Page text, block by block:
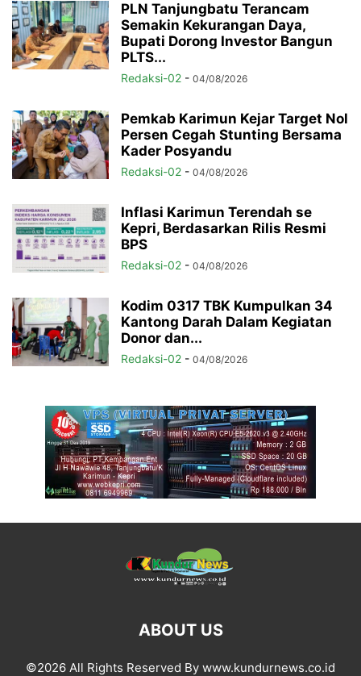
PLN Tanjungbatu Terancam
Semakin Kekurangan Daya,
Bupati Dorong Investor Bangun
PLTS...
Redaksi-02 - 04/08/2026
Pemkab Karimun Kejar Target Nol
Persen Cegah Stunting Bersama
Kader Posyandu
Redaksi-02 - 04/08/2026
Inflasi Karimun Terendah se
Kepri, Berdasarkan Rilis Resmi
BPS
Redaksi-02 - 04/08/2026
Kodim 0317 TBK Kumpulkan 34
Kantong Darah Dalam Kegiatan
Donor dan...
Redaksi-02 - 04/08/2026
ABOUT US
©2026 All Rights Reserved By www.kundurnews.co.id